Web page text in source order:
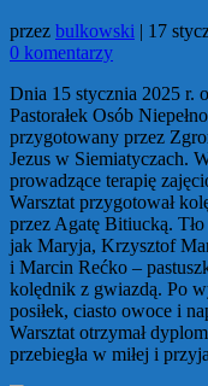
przez bulkowski | 17
0 komentarzy
Dnia 15 stycznia 2025 r.
Pastorałek Osób
przygotowany przez
Jezus w Siemiatyczach.
prowadzące terapię
Warsztat przygotował
przez Agatę Bitiucką.
jak Maryja, Krzysztof
i Marcin Rećko –
kolędnik z gwiazdą. Po
posiłek, ciasto owoce i
Warsztat otrzymał
przebiegła w miłej i